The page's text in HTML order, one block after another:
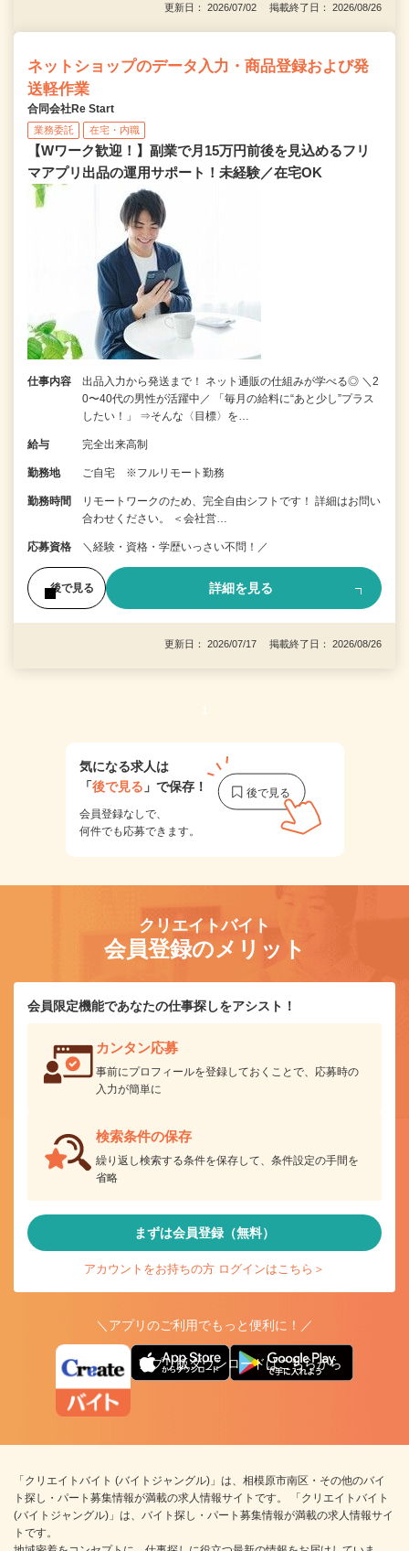
更新日： 2026/07/02 掲載終了日： 2026/08/26
ネットショップのデータ入力・商品登録および発
送軽作業
合同会社Re Start
業務委託 在宅・内職
【Wワーク歓迎！】副業で月15万円前後を見込めるフリ
マアプリ出品の運用サポート！未経験／在宅OK
仕事内容
出品入力から発送まで！ ネット通販の仕組みが学べる◎ ＼2
0〜40代の男性が活躍中／ 「毎月の給料に“あと少し”プラス
したい！」 ⇒そんな〈目標〉を…
給与 完全出来高制
勤務地 ご自宅 ※フルリモート勤務
勤務時間
リモートワークのため、完全自由シフトです！ 詳細はお問い
合わせください。 ＜会社営…
応募資格 ＼経験・資格・学歴いっさい不問！／
後で見る 詳細を見る
更新日： 2026/07/17 掲載終了日： 2026/08/26
1
気になる求人は
「後で見る 」で保存！
会員登録なしで、
何件でも応募できます。
クリエイトバイト
会員登録のメリット
会員限定機能であなたの仕事探しをアシスト！
カンタン応募
事前にプロフィールを登録しておくことで、応募時の
入力が簡単に
検索条件の保存
繰り返し検索する条件を保存して、条件設定の手間を
省略
まずは会員登録（無料）
アカウントをお持ちの方 ログインはこちら＞
＼アプリのご利用でもっと便利に！／
アプリ版ダウンロードはこちらから
「クリエイトバイト (バイトジャングル)」は、相模原市南区・その他のバイ
ト探し・パート募集情報が満載の求人情報サイトです。 「クリエイトバイト
(バイトジャングル)」は、バイト探し・パート募集情報が満載の求人情報サイ
トです。